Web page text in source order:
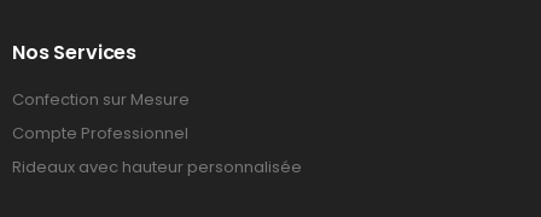
Nos Services
Confection sur Mesure
Compte Professionnel
Rideaux avec hauteur personnalisée